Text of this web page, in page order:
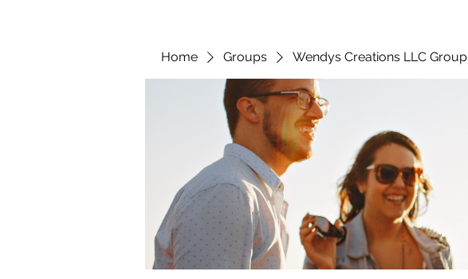
Home Groups Wendys Creations LLC Group